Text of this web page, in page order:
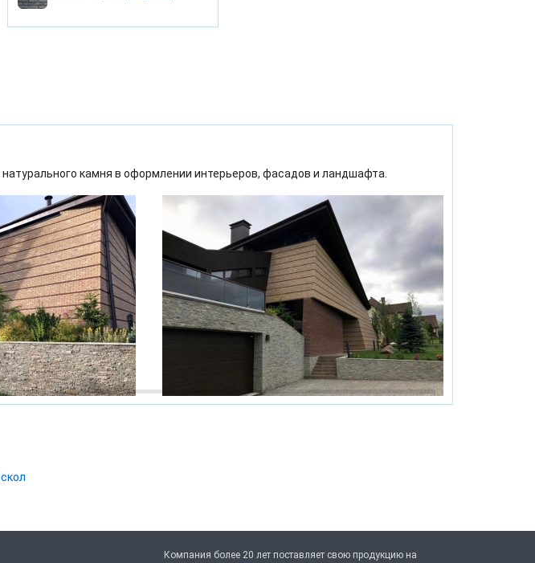
камня в оформлении интерьеров, фасадов и ландшафта.
Компания более 20 лет поставляет свою продукцию на